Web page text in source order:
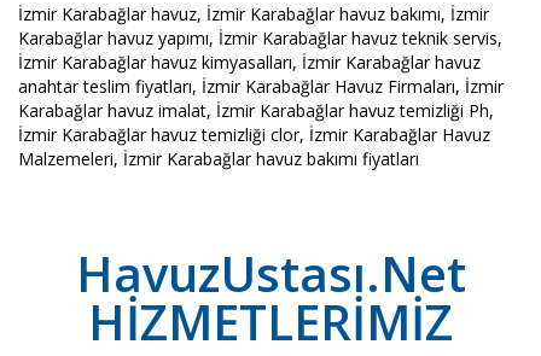
İzmir Karabağlar havuz, İzmir Karabağlar havuz bakımı, İzmir
Karabağlar havuz yapımı, İzmir Karabağlar havuz teknik servis,
İzmir Karabağlar havuz kimyasalları, İzmir Karabağlar havuz
anahtar teslim fiyatları, İzmir Karabağlar Havuz Firmaları, İzmir
Karabağlar havuz imalat, İzmir Karabağlar havuz temizliği Ph,
İzmir Karabağlar havuz temizliği clor, İzmir Karabağlar Havuz
Malzemeleri, İzmir Karabağlar havuz bakımı fiyatları
HavuzUstası.Net
HİZMETLERİMİZ